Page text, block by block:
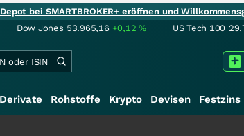
bei SMARTBROKER+ eröffnen und
Dow Jones 53.965,16 +0,12% US Tech 100
Derivate Rohstoffe Krypto Devisen Festzins